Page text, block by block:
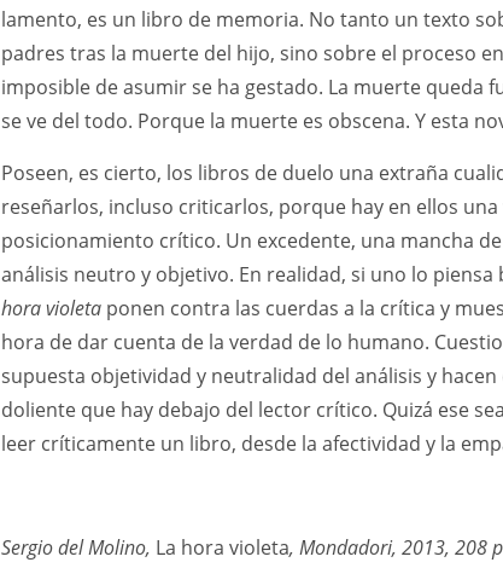
lamento, es un libro de memoria. No tanto un texto
padres tras la muerte del hijo, sino sobre el proceso
imposible de asumir se ha gestado. La muerte queda
se ve del todo. Porque la muerte es obscena. Y esta
Poseen, es cierto, los libros de duelo una extraña
reseñarlos, incluso criticarlos, porque hay en ellos
posicionamiento crítico. Un excedente, una mancha
análisis neutro y objetivo. En realidad, si uno lo piensa
hora violeta ponen contra las cuerdas a la crítica y
hora de dar cuenta de la verdad de lo humano.
supuesta objetividad y neutralidad del análisis y
doliente que hay debajo del lector crítico. Quizá ese
leer críticamente un libro, desde la afectividad y la
Sergio del Molino, La hora violeta, Mondadori, 2013, 208